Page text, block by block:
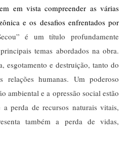
em vista compreender as várias
e os desafios enfrentados por
é um título profundamente
temas abordados na obra.
esgotamento e destruição, tanto do
relações humanas. Um poderoso
ambiental e a opressão social estão
perda de recursos naturais vitais,
também a perda de vidas,